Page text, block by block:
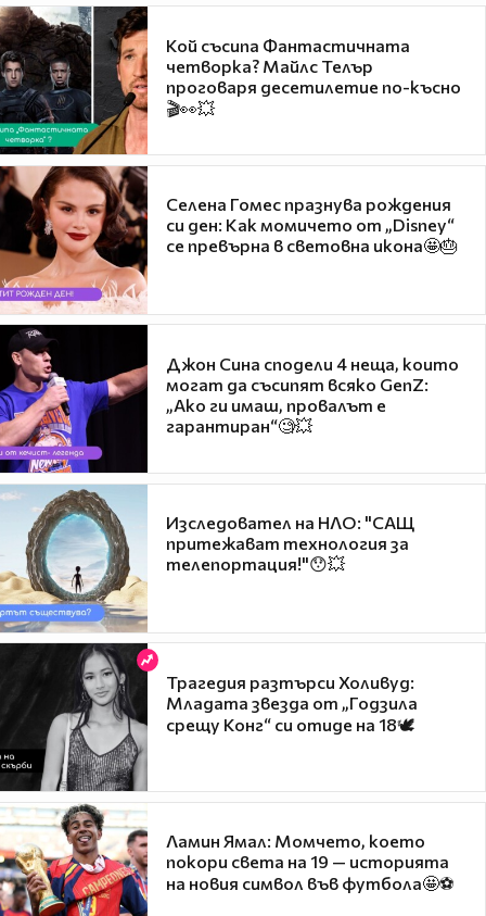
Кой съсипа Фантастичната
четворка? Майлс Телър
проговаря десетилетие по-късно
🎬👀💥
Селена Гомес празнува рождения
си ден: Как момичето от „Disney“
се превърна в световна икона🤩🎂
Джон Сина сподели 4 неща, които
могат да съсипят всяко GenZ:
„Ако ги имаш, провалът е
гарантиран“🧐💥
Изследовател на НЛО: "САЩ
притежават технология за
телепортация!"😯💥
Трагедия разтърси Холивуд:
Младата звезда от „Годзила
срещу Конг“ си отиде на 18🕊️
Ламин Ямал: Момчето, което
покори света на 19 — историята
на новия символ във футбола🤩⚽